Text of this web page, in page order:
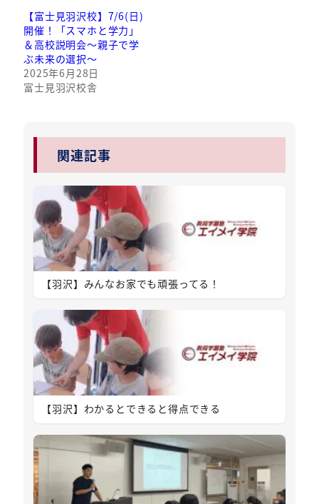
【富士見羽沢校】7/6(日)
開催！「スマホと学力」
＆高校説明会～親子で学
ぶ未来の選択～
2025年6月28日
富士見羽沢校舎
関連記事
【羽沢】みんなお家でも頑張ってる！
【羽沢】わかるとできると得点できる